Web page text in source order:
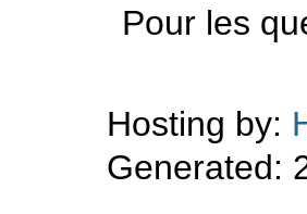
Pour les
Hosting by:
Generated: